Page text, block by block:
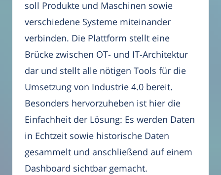
soll Produkte und Maschinen sowie
verschiedene Systeme miteinander
verbinden. Die Plattform stellt eine
Brücke zwischen OT- und IT-Architektur
dar und stellt alle nötigen Tools für die
Umsetzung von Industrie 4.0 bereit.
Besonders hervorzuheben ist hier die
Einfachheit der Lösung: Es werden Daten
in Echtzeit sowie historische Daten
gesammelt und anschließend auf einem
Dashboard sichtbar gemacht.